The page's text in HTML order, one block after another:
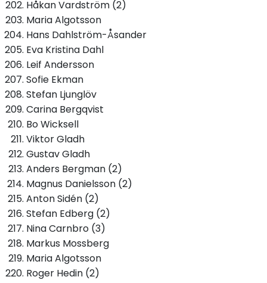
Håkan Vardström (2)
Maria Algotsson
Hans Dahlström-Åsander
Eva Kristina Dahl
Leif Andersson
Sofie Ekman
Stefan Ljunglöv
Carina Bergqvist
Bo Wicksell
Viktor Gladh
Gustav Gladh
Anders Bergman (2)
Magnus Danielsson (2)
Anton Sidén (2)
Stefan Edberg (2)
Nina Carnbro (3)
Markus Mossberg
Maria Algotsson
Roger Hedin (2)